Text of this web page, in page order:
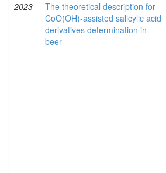
2023
The theoretical description for
CoO(OH)-assisted salicylic acid
derivatives determination in
beer